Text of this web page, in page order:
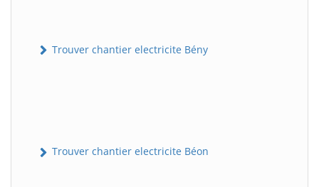
Trouver chantier electricite Bény
Trouver chantier electricite Béon